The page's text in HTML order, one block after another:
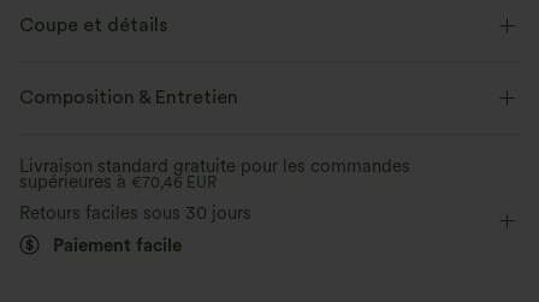
sport, le denim Halara Flex™ vous offre l'extensibilité et la douceur vous
permettant de bouger librement.
Extensible dans les 4 sens
Aussi confortable qu’un legging Tissu léger
Coupe et détails
Taille plate Poches arrière
Longueur 7 / 8 Taille haute
Composition & Entretien
Livraison standard gratuite pour les commandes
supérieures à €70,46 EUR
Retours faciles sous 30 jours
Paiement facile